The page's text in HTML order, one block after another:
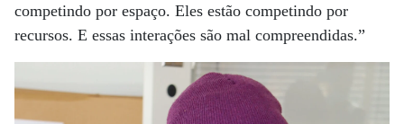
competindo por espaço. Eles estão competindo por
recursos. E essas interações são mal compreendidas.”